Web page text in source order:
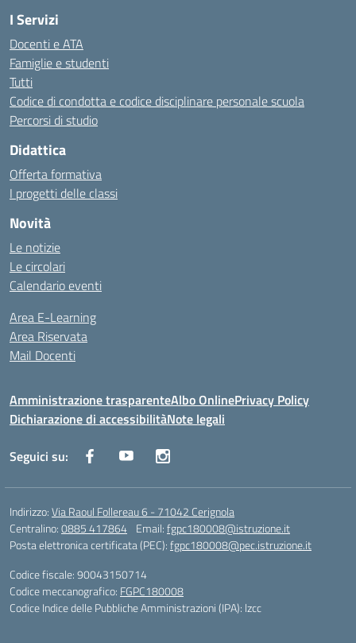
I Servizi
Docenti e ATA
Famiglie e studenti
Tutti
Codice di condotta e codice disciplinare personale scuola
Percorsi di studio
Didattica
Offerta formativa
I progetti delle classi
Novità
Le notizie
Le circolari
Calendario eventi
Area E-Learning
Area Riservata
Mail Docenti
Amministrazione trasparenteAlbo OnlinePrivacy Policy
Dichiarazione di accessibilitàNote legali
Seguici su:
Indirizzo:Via Raoul Follereau 6 - 71042 Cerignola
Centralino:0885 417864 Email:fgpc180008@istruzione.it
Posta elettronica certificata (PEC):fgpc180008@pec.istruzione.it
Codice fiscale: 90043150714
Codice meccanografico: FGPC180008
Codice Indice delle Pubbliche Amministrazioni (IPA): lzcc